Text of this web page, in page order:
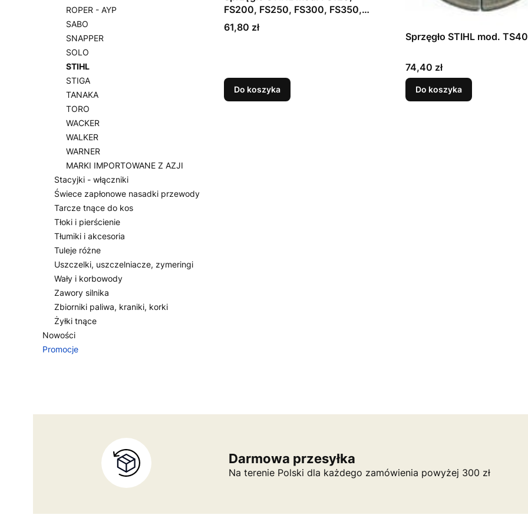
ROPER - AYP
SABO
SNAPPER
SOLO
STIHL
STIGA
TANAKA
TORO
WACKER
WALKER
WARNER
MARKI IMPORTOWANE Z AZJI
Stacyjki - włączniki
Świece zapłonowe nasadki przewody
Tarcze tnące do kos
Tłoki i pierścienie
Tłumiki i akcesoria
Tuleje różne
Uszczelki, uszczelniacze, zymeringi
Wały i korbowody
Zawory silnika
Zbiorniki paliwa, kraniki, korki
Żyłki tnące
Nowości
Promocje
FS200, FS250, FS300, FS350,
FR350, FS400, FS450, FS480,
FR450, FR480, BT120C, BT121
Cena
61,80 zł
Do koszyka
Sprzęgło STIHL mod.
Cena
74,40 zł
Do koszyka
Darmowa przesyłka
Na terenie Polski dla każdego zamówienia powyżej 300 zł